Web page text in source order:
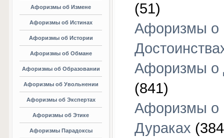
Афоризмы об Измене
Афоризмы об Истинах
Афоризмы об Истории
Афоризмы об Обмане
Афоризмы об Образовании
Афоризмы об Увольнении
Афоризмы об Экспертах
Афоризмы об Этике
Афоризмы Парадоксы
(51)
Афоризмы о
Афоризмы о
(841)
Афоризмы о
Дураках